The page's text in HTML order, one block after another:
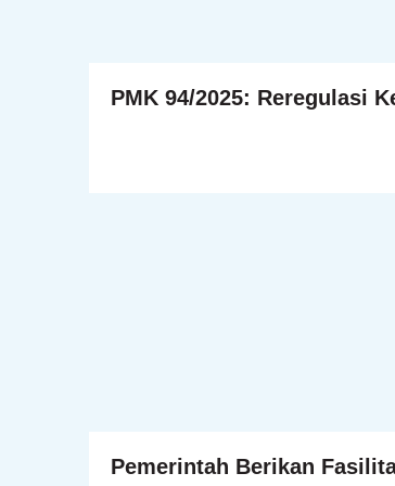
PMK 94/2025: Reregulasi
Pemerintah Berikan